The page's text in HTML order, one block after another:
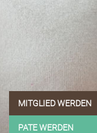
MITGLIED WERDEN
PATE WERDEN